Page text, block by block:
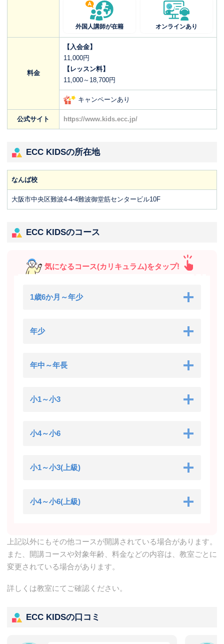
外国人講師が在籍 オンラインあり
料金
【入会金】
11,000円
【レッスン料】
11,000～18,700円
キャンペーンあり
公式サイト https://www.kids.ecc.jp/
ECC KIDSの所在地
なんば校
大阪市中央区難波4-4-4難波御堂筋センタービル10F
ECC KIDSのコース
気になるコース(カリキュラム)をタップ!
1歳6か月～年少
年少
年中～年長
小1～小3
小4～小6
小1～小3(上級)
小4～小6(上級)
上記以外にもその他コースが開講されている場合があります。
また、開講コースや対象年齢、料金などの内容は、教室ごとに
変更されている場合があります。
詳しくは教室にてご確認ください。
ECC KIDSの口コミ